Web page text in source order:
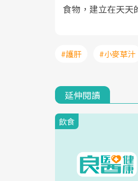
食物，建立在天天
#護肝 #小麥草汁
延伸閱讀
飲食